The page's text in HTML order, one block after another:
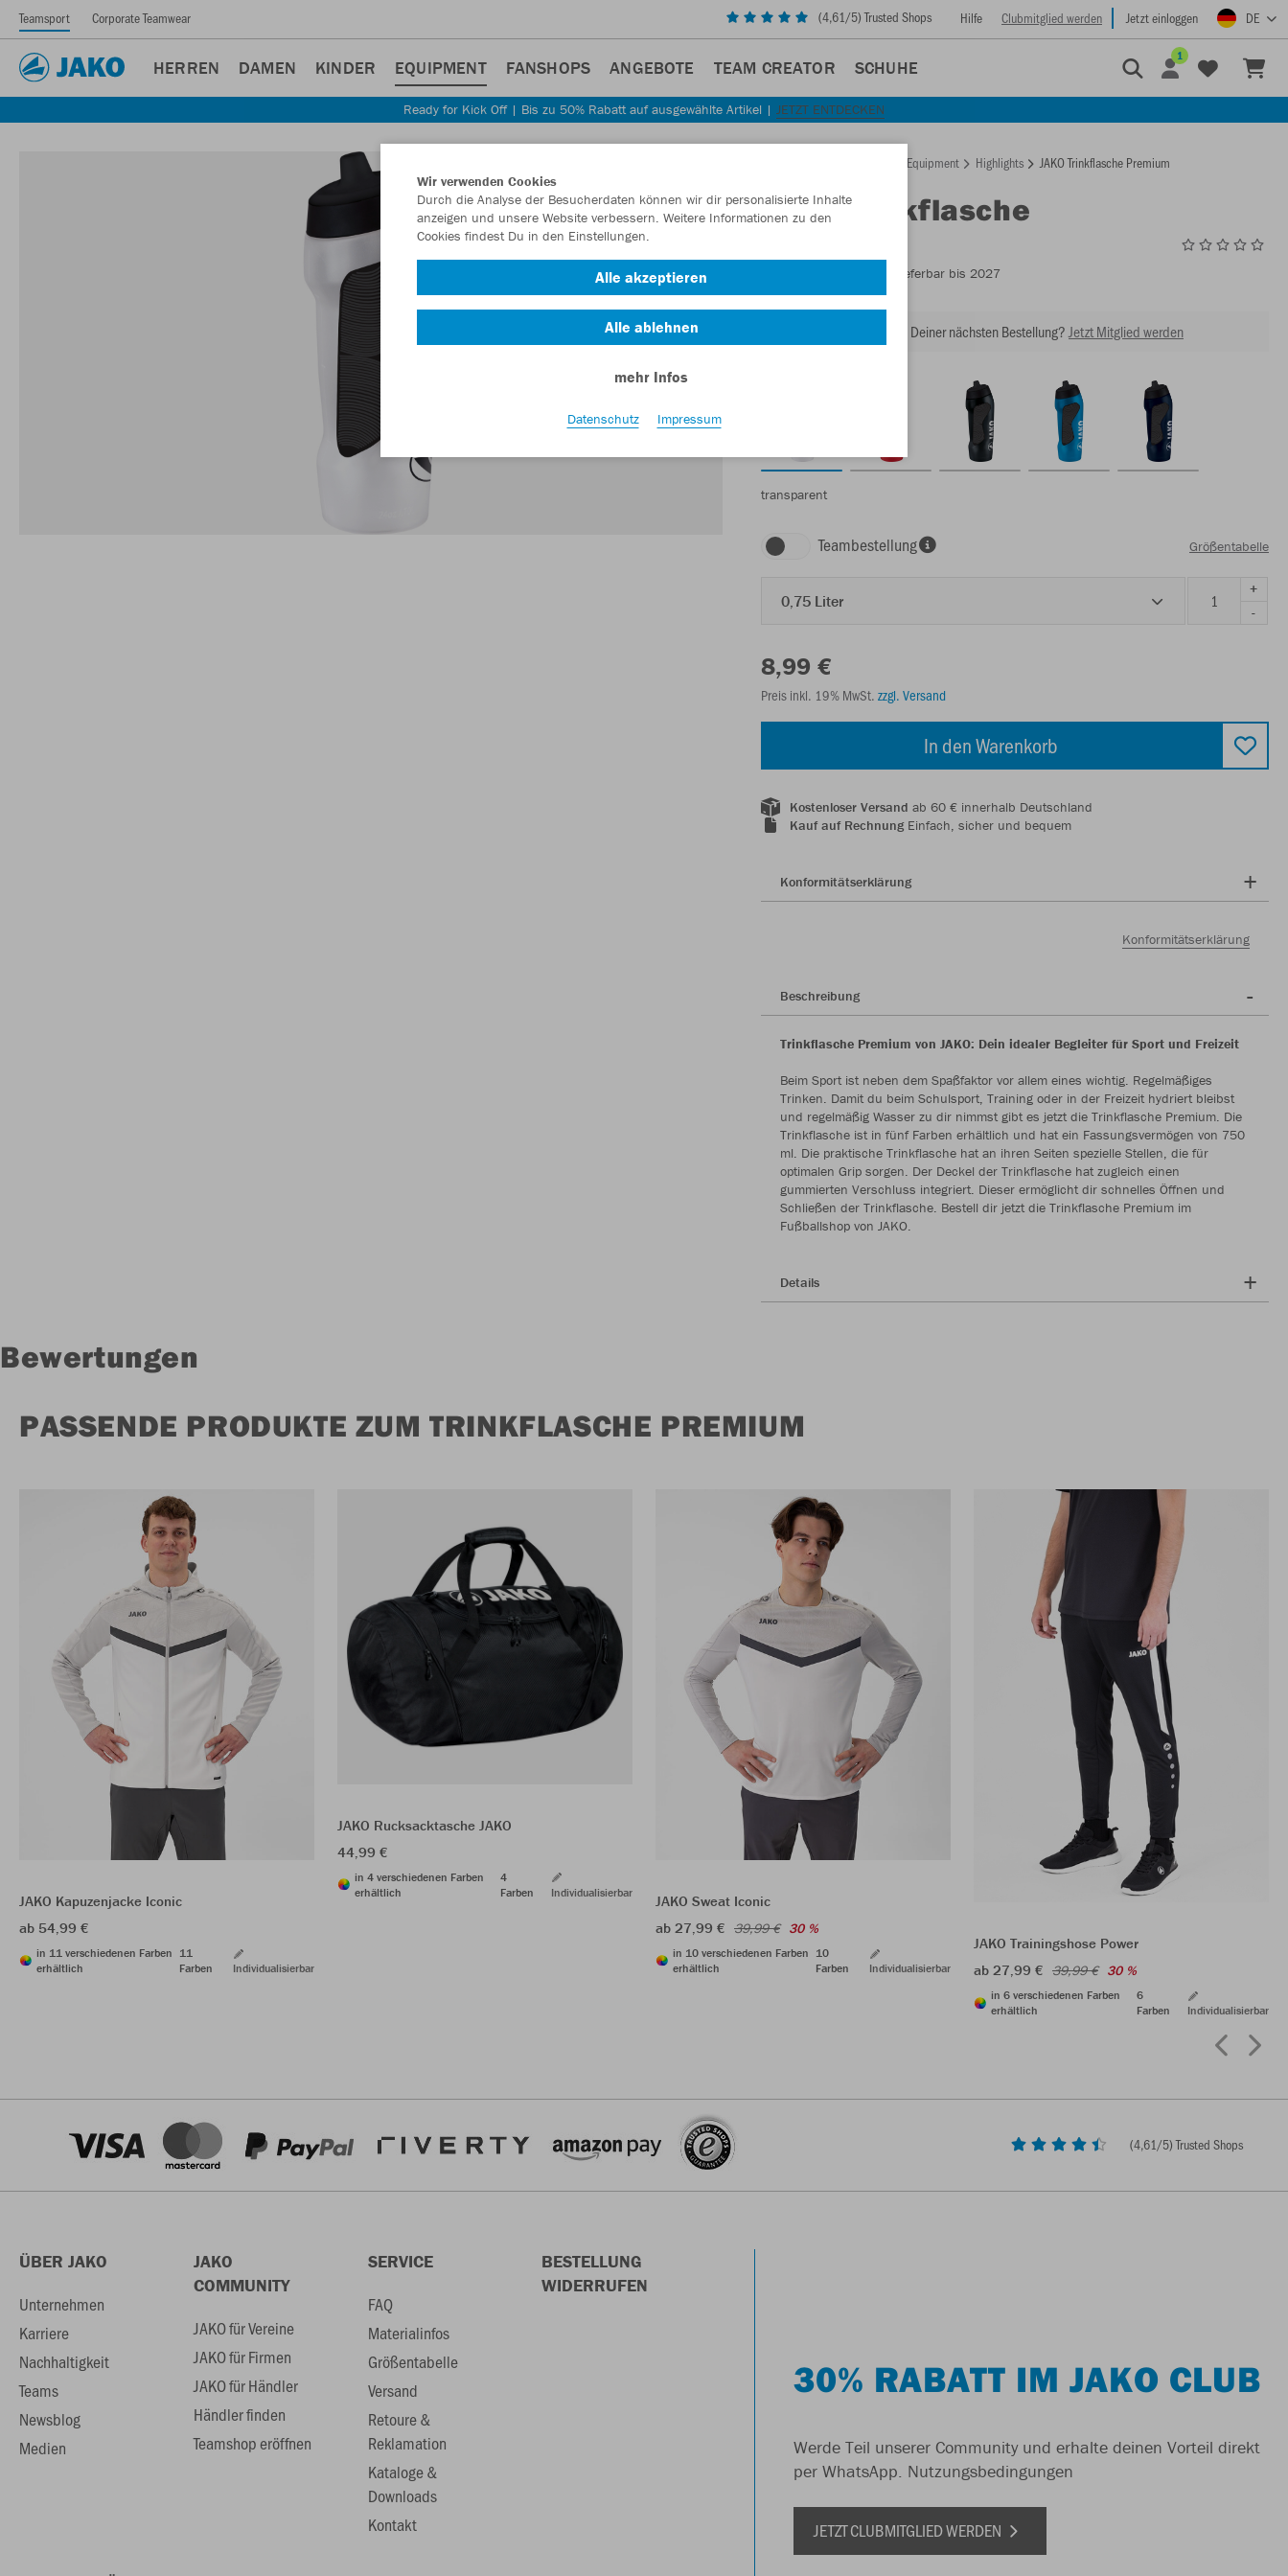
Teamsport Corporate Teamwear (4,61/5) Trusted Shops Hilfe Clubmitglied werden Jetzt einloggen DE
HERREN DAMEN KINDER EQUIPMENT FANSHOPS ANGEBOTE TEAM CREATOR SCHUHE
1
Ready for Kick Off | Bis zu 50% Rabatt auf ausgewählte Artikel | JETZT ENTDECKEN
Equipment Highlights JAKO Trinkflasche Premium
JAKOTrinkflasche
- Lieferbar bis 2027
Lust auf 30% Rabatt bei Deiner nächsten Bestellung? Jetzt Mitglied werden
transparent
Teambestellung Größentabelle
0,75 Liter
+
-
8,99 €
Preis inkl. 19% MwSt. zzgl. Versand
In den Warenkorb
Kostenloser Versand ab 60 € innerhalb Deutschland
Kauf auf RechnungEinfach, sicher und bequem
Konformitätserklärung
Konformitätserklärung
Beschreibung
Trinkflasche Premium von JAKO: Dein idealer Begleiter für Sport und Freizeit
Beim Sport ist neben dem Spaßfaktor vor allem eines wichtig. Regelmäßiges
Trinken. Damit du beim Schulsport, Training oder in der Freizeit hydriert bleibst
und regelmäßig Wasser zu dir nimmst gibt es jetzt die Trinkflasche Premium. Die
Trinkflasche ist in fünf Farben erhältlich und hat ein Fassungsvermögen von 750
ml. Die praktische Trinkflasche hat an ihren Seiten spezielle Stellen, die für
optimalen Grip sorgen. Der Deckel der Trinkflasche hat zugleich einen
gummierten Verschluss integriert. Dieser ermöglicht dir schnelles Öffnen und
Schließen der Trinkflasche. Bestell dir jetzt die Trinkflasche Premium im
Fußballshop von JAKO.
Details
Bewertungen
PASSENDE PRODUKTE ZUM TRINKFLASCHE PREMIUM
JAKO Kapuzenjacke Iconic
ab 54,99 €
in 11 verschiedenen Farben
erhältlich
11
Farben
Individualisierbar
JAKO Rucksacktasche JAKO
44,99 €
in 4 verschiedenen Farben
erhältlich
4
Farben
Individualisierbar
JAKO Sweat Iconic
ab 27,99 € 39,99 € 30 %
in 10 verschiedenen Farben
erhältlich
10
Farben
Individualisierbar
JAKO Trainingshose Power
ab 27,99 € 39,99 € 30 %
in 6 verschiedenen Farben
erhältlich
6
Farben
Individualisierbar
(4,61/5) Trusted Shops
ÜBER JAKO
Unternehmen
Karriere
Nachhaltigkeit
Teams
Newsblog
Medien
JAKO
COMMUNITY
JAKO für Vereine
JAKO für Firmen
JAKO für Händler
Händler finden
Teamshop eröffnen
SERVICE
FAQ
Materialinfos
Größentabelle
Versand
Retoure &
Reklamation
Kataloge &
Downloads
Kontakt
BESTELLUNG
WIDERRUFEN
30% RABATT IM JAKO CLUB
Werde Teil unserer Community und erhalte deinen Vorteil direkt
per WhatsApp. Nutzungsbedingungen
JETZT CLUBMITGLIED WERDEN
Wir verwenden Cookies
Durch die Analyse der Besucherdaten können wir dir personalisierte Inhalte
anzeigen und unsere Website verbessern. Weitere Informationen zu den
Cookies findest Du in den Einstellungen.
Alle akzeptieren
Alle ablehnen
mehr Infos
Datenschutz Impressum